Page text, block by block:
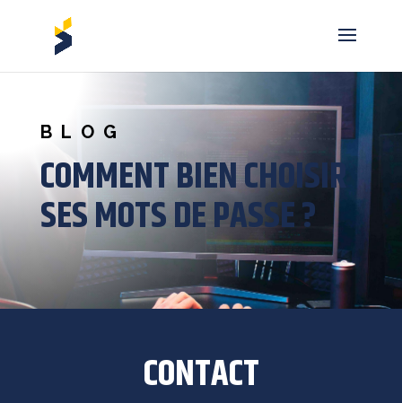
BLOG
COMMENT BIEN CHOISIR
SES MOTS DE PASSE ?
CONTACT